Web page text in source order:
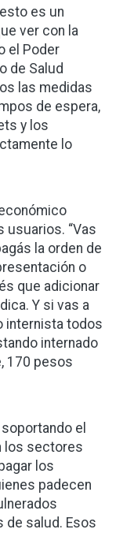
es un
ver con la
el Poder
de Salud
las medidas
de espera,
y los
lo
usuarios. “Vas
la orden de
o
que adicionar
Y si vas a
internista todos
internado
170 pesos
el
los sectores
los
padecen
de salud. Esos